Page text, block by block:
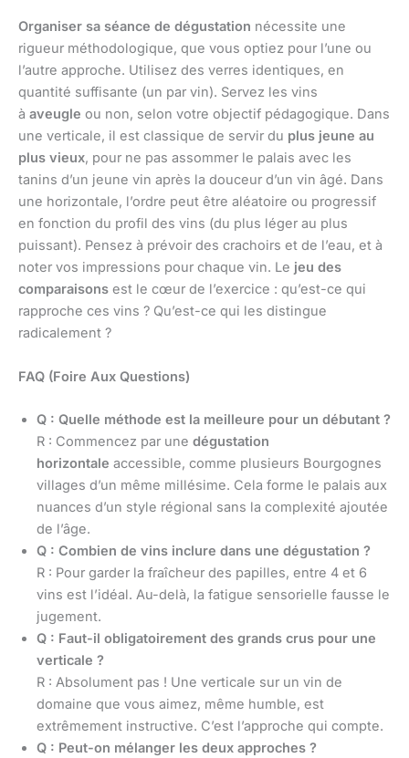
Organiser sa séance de dégustation nécessite une
rigueur méthodologique, que vous optiez pour l’une ou
l’autre approche. Utilisez des verres identiques, en
quantité suffisante (un par vin). Servez les vins
à aveugle ou non, selon votre objectif pédagogique. Dans
une verticale, il est classique de servir du plus jeune au
plus vieux, pour ne pas assommer le palais avec les
tanins d’un jeune vin après la douceur d’un vin âgé. Dans
une horizontale, l’ordre peut être aléatoire ou progressif
en fonction du profil des vins (du plus léger au plus
puissant). Pensez à prévoir des crachoirs et de l’eau, et à
noter vos impressions pour chaque vin. Le jeu des
comparaisons est le cœur de l’exercice : qu’est-ce qui
rapproche ces vins ? Qu’est-ce qui les distingue
radicalement ?
FAQ (Foire Aux Questions)
Q : Quelle méthode est la meilleure pour un débutant ?
R : Commencez par une dégustation
horizontale accessible, comme plusieurs Bourgognes
villages d’un même millésime. Cela forme le palais aux
nuances d’un style régional sans la complexité ajoutée
de l’âge.
Q : Combien de vins inclure dans une dégustation ?
R : Pour garder la fraîcheur des papilles, entre 4 et 6
vins est l’idéal. Au-delà, la fatigue sensorielle fausse le
jugement.
Q : Faut-il obligatoirement des grands crus pour une
verticale ?
R : Absolument pas ! Une verticale sur un vin de
domaine que vous aimez, même humble, est
extrêmement instructive. C’est l’approche qui compte.
Q : Peut-on mélanger les deux approches ?